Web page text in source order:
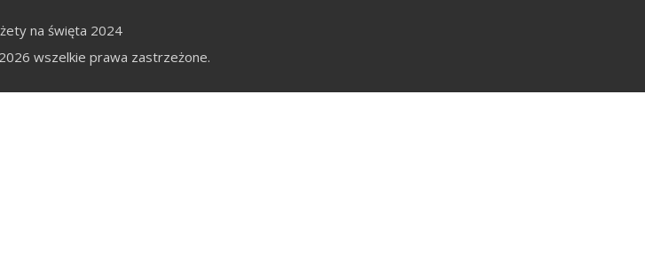
na święta 2024
wszelkie prawa zastrzeżone.